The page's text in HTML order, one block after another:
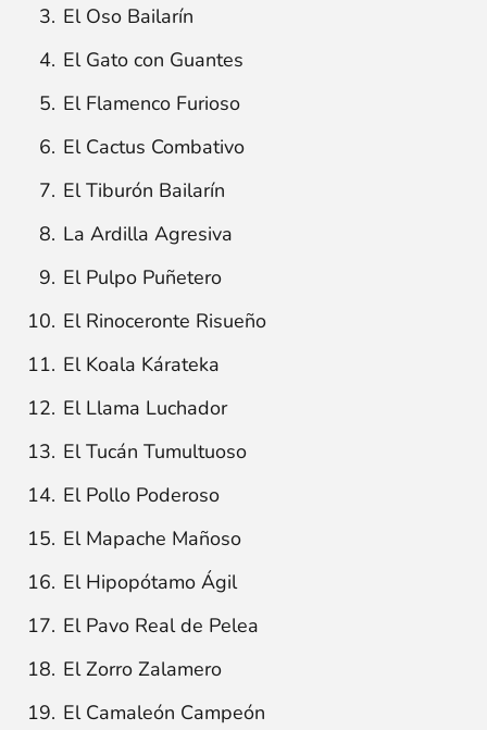
El Oso Bailarín
El Gato con Guantes
El Flamenco Furioso
El Cactus Combativo
El Tiburón Bailarín
La Ardilla Agresiva
El Pulpo Puñetero
El Rinoceronte Risueño
El Koala Kárateka
El Llama Luchador
El Tucán Tumultuoso
El Pollo Poderoso
El Mapache Mañoso
El Hipopótamo Ágil
El Pavo Real de Pelea
El Zorro Zalamero
El Camaleón Campeón